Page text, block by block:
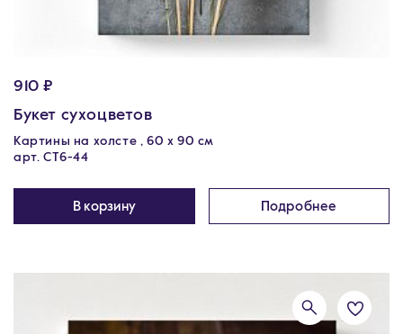
910 ₽
Букет сухоцветов
Картины на холсте , 60 х 90 см
арт. CT6-44
В корзину Подробнее